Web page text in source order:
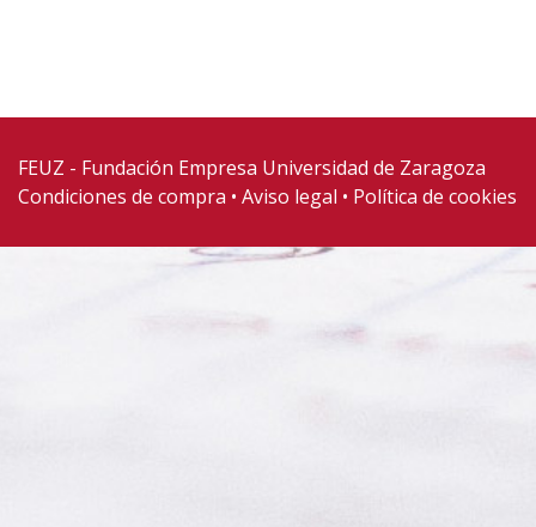
FEUZ - Fundación Empresa Universidad de Zaragoza
Condiciones de compra
Aviso legal Política de cookies